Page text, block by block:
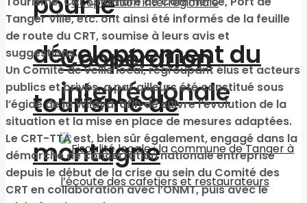
Coopération
interrégionale
développement du
tourisme de
montagne
Tanger Ville, etc. ont ainsi été informés de la feuille
de route du CRT, soumise à leurs avis et
suggestions.
Un Comité de veille local, regroupant élus et acteurs
publics et privés, a par ailleurs été constitué sous
l’égide de la Wilaya, afin de suivre l’évolution de la
situation et la mise en place de mesures adaptées.
Le CRT-TTA est, bien sûr également, engagé dans la
démarche de concertation nationale entreprise
depuis le début de la crise au sein du Comité des
CRT en collaboration avec l’ONMT, puis avec le